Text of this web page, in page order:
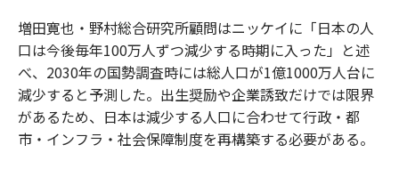
増田寛也・野村総合研究所顧問はニッケイに「日本の人
口は今後毎年100万人ずつ減少する時期に入った」と述
べ、2030年の国勢調査時には総人口が1億1000万人台に
減少すると予測した。出生奨励や企業誘致だけでは限界
があるため、日本は減少する人口に合わせて行政・都
市・インフラ・社会保障制度を再構築する必要がある。